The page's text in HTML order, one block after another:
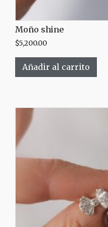
Moño shine
$5,200.00
Añadir al carrito